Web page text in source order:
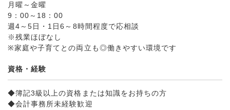
月曜～金曜
9：00～18：00
週4～5日・1日6～8時間程度で応相談
※残業ほぼなし
※家庭や子育てとの両立も◎働きやすい環境です
資格・経験
◆簿記3級以上の資格または知識をお持ちの方
◆会計事務所未経験歓迎